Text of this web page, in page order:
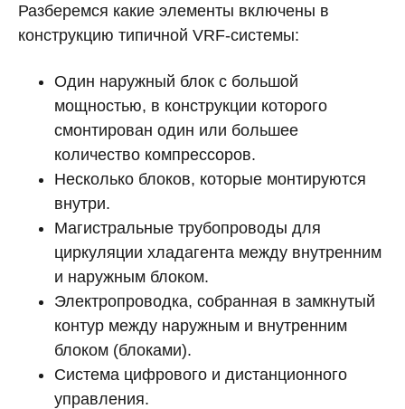
Разберемся какие элементы включены в
конструкцию типичной VRF-системы:
Один наружный блок с большой
мощностью, в конструкции которого
смонтирован один или большее
количество компрессоров.
Несколько блоков, которые монтируются
внутри.
Магистральные трубопроводы для
циркуляции хладагента между внутренним
и наружным блоком.
Электропроводка, собранная в замкнутый
контур между наружным и внутренним
блоком (блоками).
Система цифрового и дистанционного
управления.